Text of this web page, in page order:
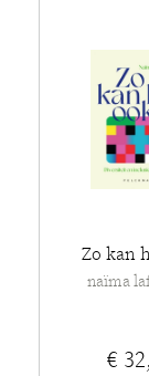
Zo kan
naïma
€